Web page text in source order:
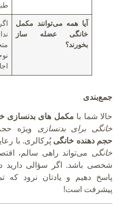
آیا همه می‌توانند مکمل
خانگی عضله
ساز
بخورند؟
جمع‌بندی
حالا شما با مکمل های بدنسازی
خانگی برای بدنسازی ویژه
حجم دهنده خانگی پُرکالری. با
خانگی می‌تواند راهی سالم،
شخصی باشد. اگر سؤالی دارید
پاسخ دهیم و یادتان نرود که
پیشرفت است!